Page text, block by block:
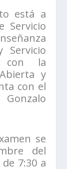
está a
Servicio
Servicio
con la
y
con el
se
del
7:30 a